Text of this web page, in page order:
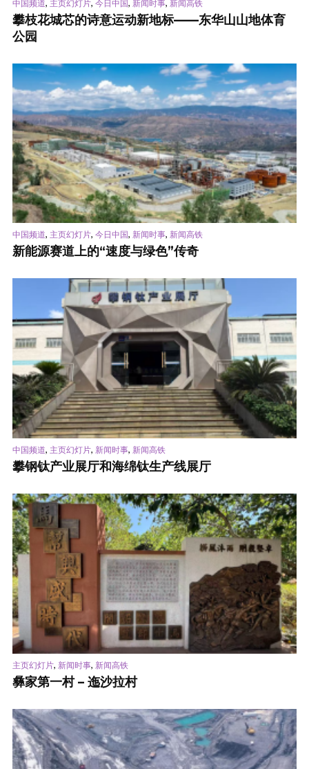
中国频道 主页幻灯片 今日中国 新闻时事 新闻高铁
攀枝花城芯的诗意运动新地标——东华山山地体育
公园
中国频道, 主页幻灯片, 今日中国, 新闻时事, 新闻高铁
新能源赛道上的“速度与绿色”传奇
中国频道, 主页幻灯片, 新闻时事, 新闻高铁
攀钢钛产业展厅和海绵钛生产线展厅
主页幻灯片, 新闻时事, 新闻高铁
彝家第一村 – 迤沙拉村